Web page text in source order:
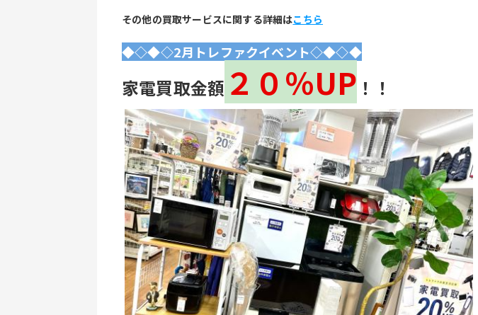
その他の買取サービスに関する詳細はこちら
◆◇◆◇2月トレファクイベント◇◆◇◆
家電買取金額 ２０％UP ！！